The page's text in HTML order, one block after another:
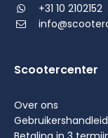
+31 10 2102152
Scootercenter
Over ons